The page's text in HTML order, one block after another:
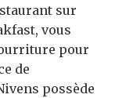
sur
vous
pour
de
possède